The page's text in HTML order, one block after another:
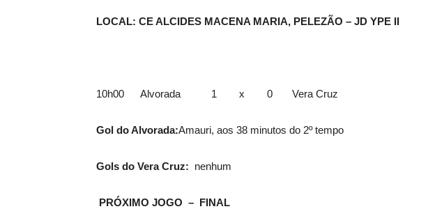
LOCAL: CE ALCIDES MACENA MARIA, PELEZÃO – JD YPE II
10h00 Alvorada 1 x 0 Vera Cruz
Gol do Alvorada:Amauri, aos 38 minutos do 2º tempo
Gols do Vera Cruz: nenhum
PRÓXIMO JOGO – FINAL